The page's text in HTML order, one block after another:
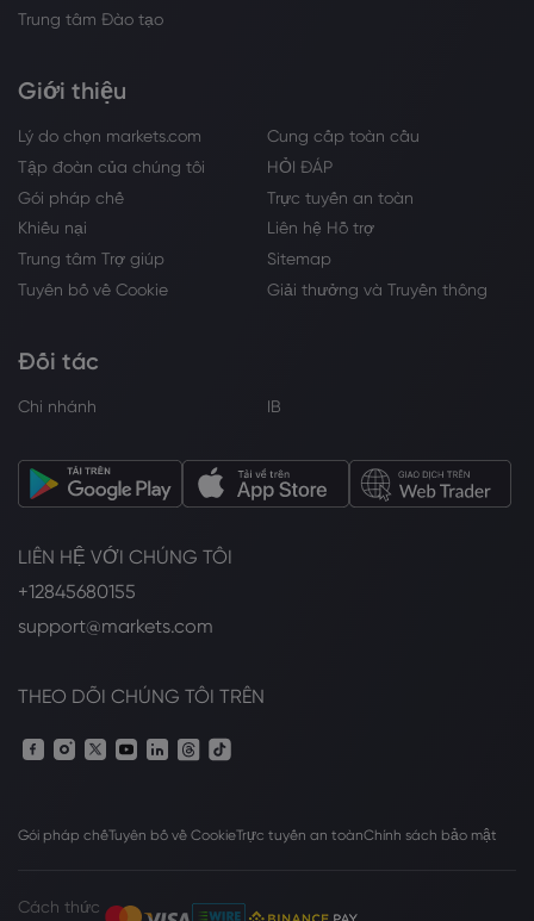
Trung tâm Đào tạo
Giới thiệu
Lý do chọn markets.com
Cung cấp toàn cầu
Tập đoàn của chúng tôi
HỎI ĐÁP
Gói pháp chế
Trực tuyến an toàn
Khiếu nại
Liên hệ Hỗ trợ
Trung tâm Trợ giúp
Sitemap
Tuyên bố về Cookie
Giải thưởng và Truyền thông
Đối tác
Chi nhánh IB
LIÊN HỆ VỚI CHÚNG TÔI
+12845680155
support@markets.com
THEO DÕI CHÚNG TÔI TRÊN
Gói pháp chếTuyên bố về CookieTrực tuyến an toànChính sách bảo mật
Cách thức